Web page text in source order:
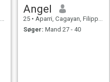
Angel
25 • Aparri, Cagayan, Filippinerne
Søger: Mand 27 - 40